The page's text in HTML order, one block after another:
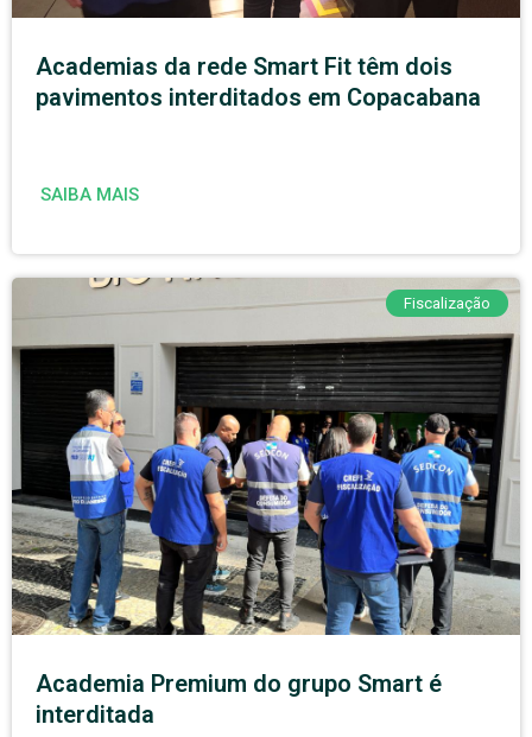
Academias da rede Smart Fit têm dois
pavimentos interditados em Copacabana
SAIBA MAIS
Fiscalização
Academia Premium do grupo Smart é
interditada